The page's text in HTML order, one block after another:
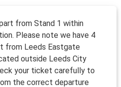
from Stand 1 within
Please note we have 4
from Leeds Eastgate
outside Leeds City
your ticket carefully to
the correct departure